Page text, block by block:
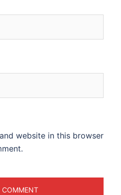
website in this browser